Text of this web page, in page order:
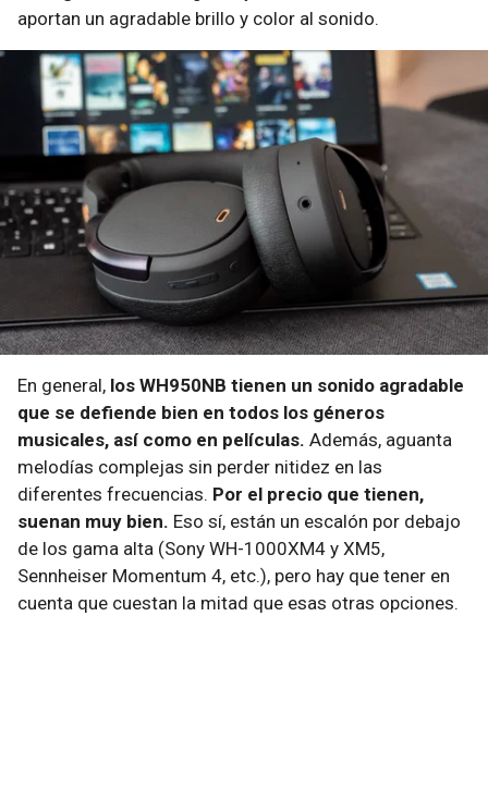
aportan un agradable brillo y color al sonido.
En general, los WH950NB tienen un sonido agradable
que se defiende bien en todos los géneros
musicales, así como en películas. Además, aguanta
melodías complejas sin perder nitidez en las
diferentes frecuencias. Por el precio que tienen,
suenan muy bien. Eso sí, están un escalón por debajo
de los gama alta (Sony WH-1000XM4 y XM5,
Sennheiser Momentum 4, etc.), pero hay que tener en
cuenta que cuestan la mitad que esas otras opciones.